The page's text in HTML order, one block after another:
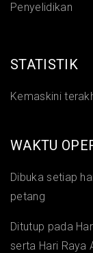
Penyelidikan
STATISTIK
Kemaskini
WAKTU
Dibuka setiap
petang
Ditutup pada
serta Hari Raya